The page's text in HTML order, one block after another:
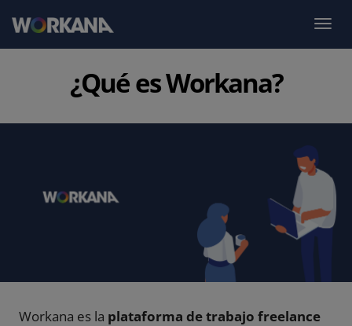
¿Qué es Workana?
Workana es la plataforma de trabajo freelance